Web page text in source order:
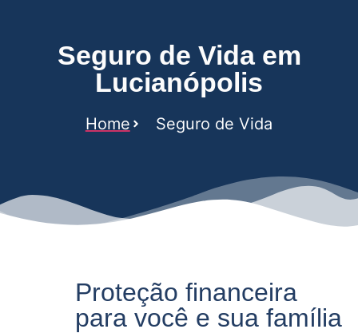
Seguro de Vida em
Lucianópolis
Home Seguro de Vida
Proteção financeira
para você e sua família